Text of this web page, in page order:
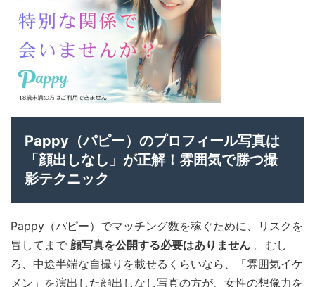
Pappy（パピー）のプロフィール写真は
「顔出しなし」が正解！雰囲気で勝つ撮
影テクニック
Pappy（パピー）でマッチング数を稼ぐために、リスクを
冒してまで 顔写真を公開する必要はありません 。むし
ろ、中途半端な自撮りを載せるくらいなら、「雰囲気イケ
メン」を演出した顔出しなし写真の方が、女性の想像力を